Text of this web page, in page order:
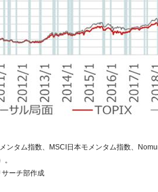
ンタム指数、MSCI日本モメンタム指数、
サーチ部作成